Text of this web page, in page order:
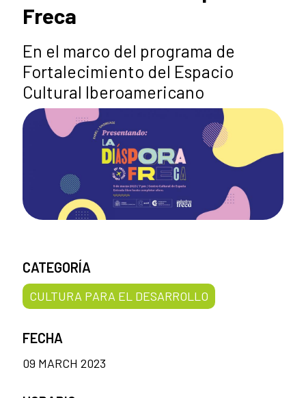
Freca
En el marco del programa de
Fortalecimiento del Espacio
Cultural Iberoamericano
CATEGORÍA
CULTURA PARA EL DESARROLLO
FECHA
09 MARCH 2023